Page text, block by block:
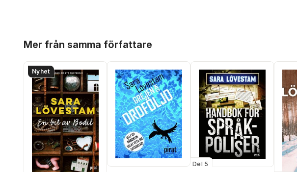
Mer från samma författare
Nyhet
Del 5